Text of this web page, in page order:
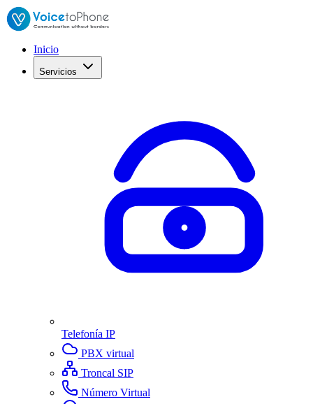
Inicio
Servicios
Telefonía IP
PBX virtual
Troncal SIP
Número Virtual